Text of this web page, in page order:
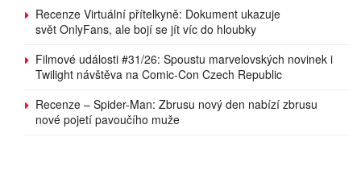
Recenze Virtuální přítelkyně: Dokument ukazuje
svět OnlyFans, ale bojí se jít víc do hloubky
Filmové události #31/26: Spoustu marvelovských novinek i
Twilight návštěva na Comic-Con Czech Republic
Recenze – Spider-Man: Zbrusu nový den nabízí zbrusu
nové pojetí pavoučího muže